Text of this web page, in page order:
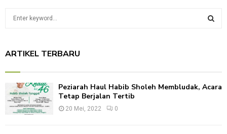
c
ARTIKEL TERBARU
Peziarah Haul Habib Sholeh Membludak, Acara
Tetap Berjalan Tertib
20 Mei, 2022 0